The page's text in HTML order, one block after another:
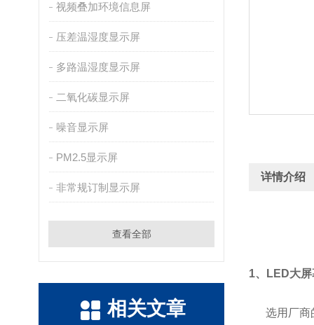
视频叠加环境信息屏
压差温湿度显示屏
多路温湿度显示屏
二氧化碳显示屏
噪音显示屏
PM2.5显示屏
非常规订制显示屏
查看全部
相关文章
详情介绍
1、 LED大
选用厂商